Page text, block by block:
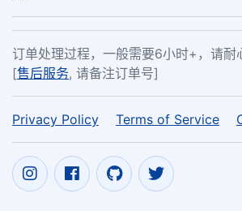
订单处理过程，一般需要6小时+，请耐
[售后服务, 请备注订单号]
Privacy Policy Terms of Service